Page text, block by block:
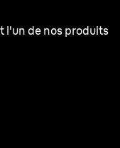
l'un de nos produits